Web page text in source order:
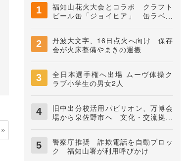
福知山花火大会とコラボ クラフト
ビール缶「ジョイヒア」 缶ラベル
丹波大文字、16日点火へ向け 保存
会が火床整備やまきの運搬
全日本選手権へ出場 ムーヴ体操ク
ラブ小学生の男女2人
旧中出分校活用パビリオン、万博会
場から泉佐野市へ 文化・交流拠点
警察庁推奨 詐欺電話を自動ブロッ
ク 福知山署が利用呼びかけ